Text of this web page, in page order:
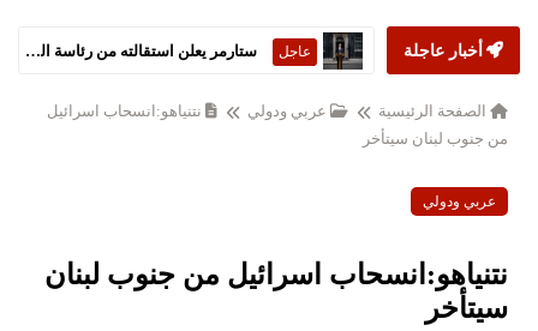
أخبار عاجلة عاجل ستارمر يعلن استقالته من رئاسة الحكومة البريطانية
الصفحة الرئيسية عربي ودولي
نتنياهو:انسحاب اسرائيل
من جنوب لبنان سيتأخر
عربي ودولي
نتنياهو:انسحاب اسرائيل من جنوب لبنان
سيتأخر